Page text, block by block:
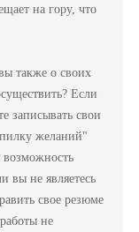
на гору, что
также о своих
Если
записывать свои
желаний"
вы не являетесь
свое резюме
не